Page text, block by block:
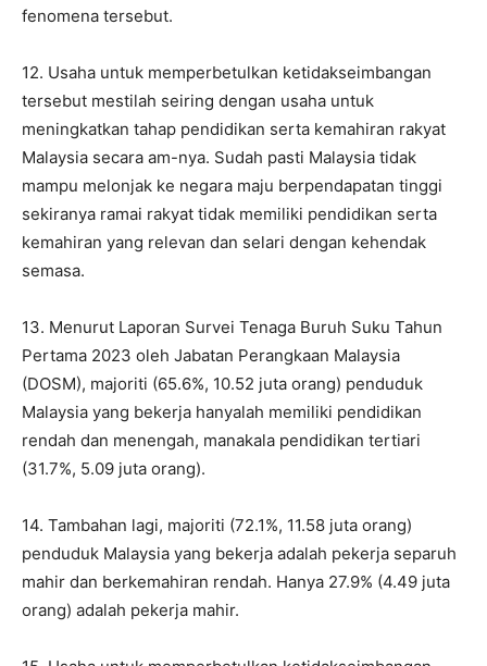
fenomena tersebut.
12. Usaha untuk memperbetulkan ketidakseimbangan
tersebut mestilah seiring dengan usaha untuk
meningkatkan tahap pendidikan serta kemahiran rakyat
Malaysia secara am-nya. Sudah pasti Malaysia tidak
mampu melonjak ke negara maju berpendapatan tinggi
sekiranya ramai rakyat tidak memiliki pendidikan serta
kemahiran yang relevan dan selari dengan kehendak
semasa.
13. Menurut Laporan Survei Tenaga Buruh Suku Tahun
Pertama 2023 oleh Jabatan Perangkaan Malaysia
(DOSM), majoriti (65.6%, 10.52 juta orang) penduduk
Malaysia yang bekerja hanyalah memiliki pendidikan
rendah dan menengah, manakala pendidikan tertiari
(31.7%, 5.09 juta orang).
14. Tambahan lagi, majoriti (72.1%, 11.58 juta orang)
penduduk Malaysia yang bekerja adalah pekerja separuh
mahir dan berkemahiran rendah. Hanya 27.9% (4.49 juta
orang) adalah pekerja mahir.